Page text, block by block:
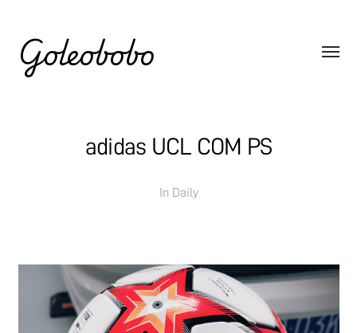
Goleobobo
adidas UCL COM PS
In Daily